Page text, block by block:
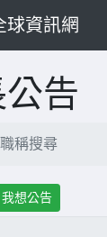
球資訊網
告
職稱搜尋
想公告